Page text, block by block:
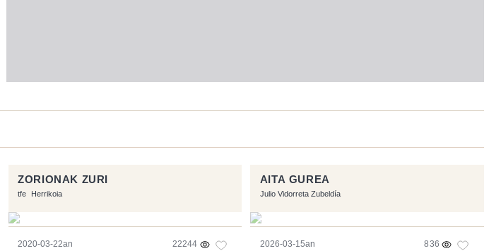
ZORIONAK ZURI
tfe Herrikoia
2020-03-22an 22244
AITA GUREA
Julio Vidorreta Zubeldía
2026-03-15an 836